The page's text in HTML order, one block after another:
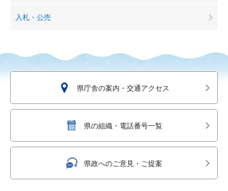
入札・公売
県庁舎の案内・交通アクセス
県の組織・電話番号一覧
県政へのご意見・ご提案